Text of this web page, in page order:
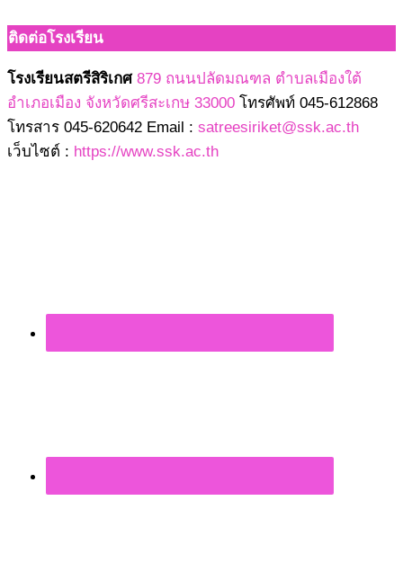
ติดต่อโรงเรียน
โรงเรียนสตรีสิริเกศ 879 ถนนปลัดมณฑล ตำบลเมืองใต้
อำเภอเมือง จังหวัดศรีสะเกษ 33000 โทรศัพท์ 045-612868
โทรสาร 045-620642 Email : satreesiriket@ssk.ac.th
เว็บไซต์ : https://www.ssk.ac.th